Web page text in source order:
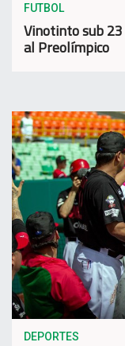
FUTBOL
Vinotinto sub
al Preolímpico
DEPORTES